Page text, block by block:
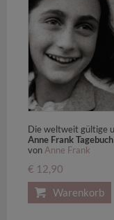
Anne Frank Tagebuch
von Anne Frank
€ 12,90
Warenkorb